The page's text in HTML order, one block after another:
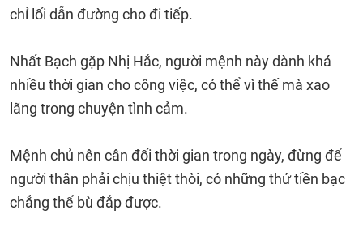
chỉ lối dẫn đường cho đi tiếp.
Nhất Bạch gặp Nhị Hắc, người mệnh này dành khá
nhiều thời gian cho công việc, có thể vì thế mà xao
lãng trong chuyện tình cảm.
Mệnh chủ nên cân đối thời gian trong ngày, đừng để
người thân phải chịu thiệt thòi, có những thứ tiền bạc
chẳng thể bù đắp được.